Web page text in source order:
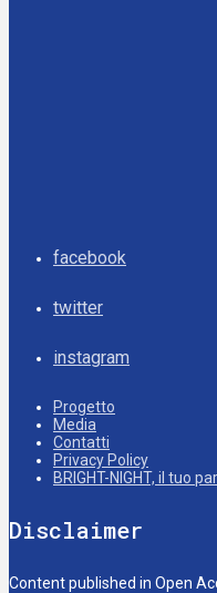
facebook
twitter
instagram
Progetto
Media
Contatti
Privacy Policy
BRIGHT-NIGHT, il tuo
Disclaimer
Content published in Open